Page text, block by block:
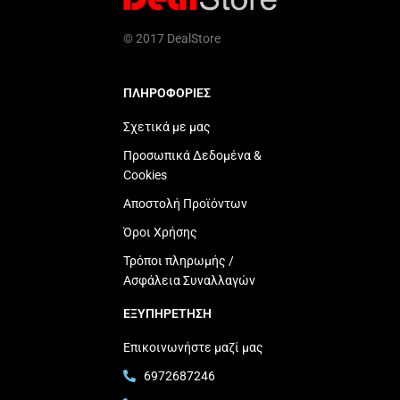
© 2017 DealStore
ΠΛΗΡΟΦΟΡΙΕΣ
Σχετικά με μας
Προσωπικά Δεδομένα &
Cookies
Αποστολή Προϊόντων
Όροι Χρήσης
Τρόποι πληρωμής /
Ασφάλεια Συναλλαγών
ΕΞΥΠΗΡΕΤΗΣΗ
Επικοινωνήστε μαζί μας
6972687246